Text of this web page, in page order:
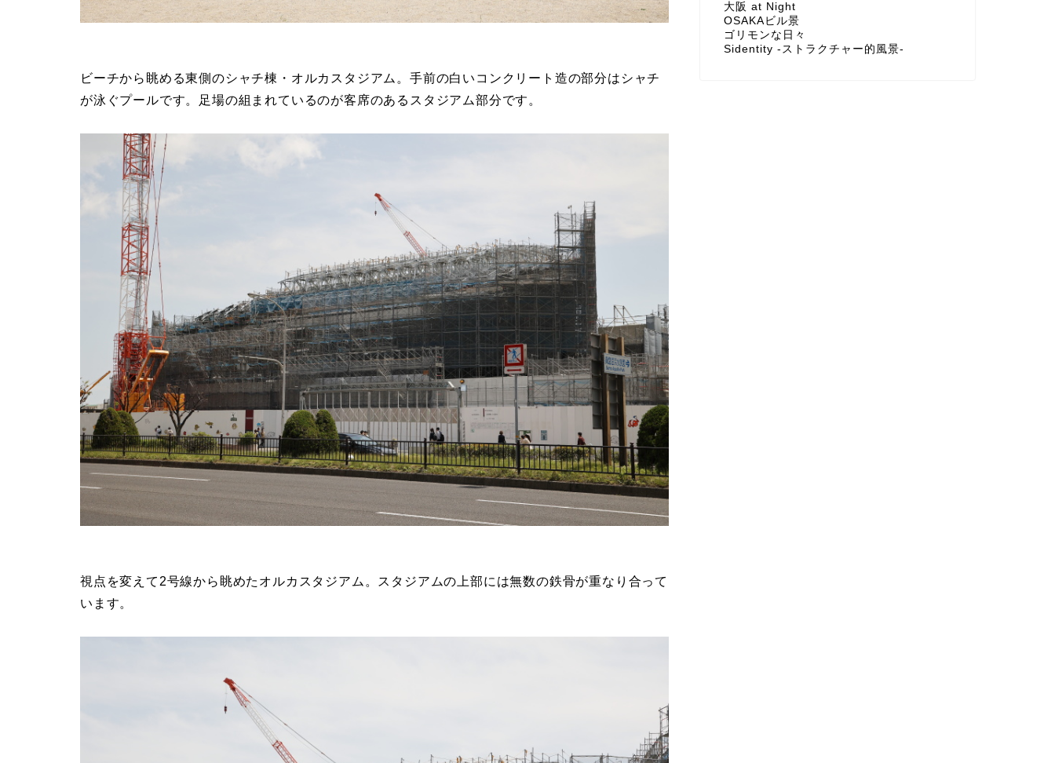
ビーチから眺める東側のシャチ棟・オルカスタジアム。手前の白いコンクリート造の部分はシャチ
が泳ぐプールです。足場の組まれているのが客席のあるスタジアム部分です。
視点を変えて2号線から眺めたオルカスタジアム。スタジアムの上部には無数の鉄骨が重なり合って
います。
大阪 at Night
OSAKAビル景
ゴリモンな日々
Sidentity -ストラクチャー的風景-